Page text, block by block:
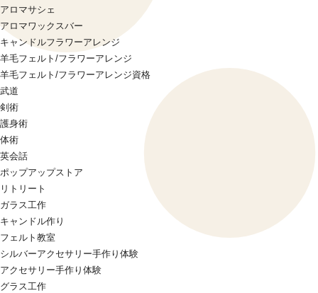
アロマサシェ
アロマワックスバー
キャンドルフラワーアレンジ
羊毛フェルト/フラワーアレンジ
羊毛フェルト/フラワーアレンジ資格
武道
剣術
護身術
体術
英会話
ポップアップストア
リトリート
ガラス工作
キャンドル作り
フェルト教室
シルバーアクセサリー手作り体験
アクセサリー手作り体験
グラス工作